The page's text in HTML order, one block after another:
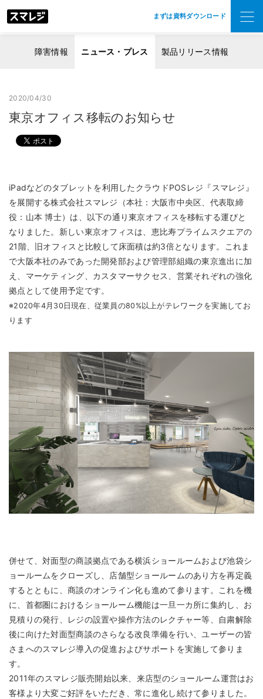
まずは資料ダウンロード
障害情報 ニュース・プレス 製品リリース情報
2020/04/30
東京オフィス移転のお知らせ
iPadなどのタブレットを利用したクラウドPOSレジ『スマレジ』
を展開する株式会社スマレジ（本社：大阪市中央区、代表取締
役：山本 博士）は、以下の通り東京オフィスを移転する運びと
なりました。新しい東京オフィスは、恵比寿プライムスクエアの
21階、旧オフィスと比較して床面積は約3倍となります。これま
で大阪本社のみであった開発部および管理部組織の東京進出に加
え、マーケティング、カスタマーサクセス、営業それぞれの強化
拠点として使用予定です。
※2020年4月30日現在、従業員の80%以上がテレワークを実施してお
ります
併せて、対面型の商談拠点である横浜ショールームおよび池袋シ
ョールームをクローズし、店舗型ショールームのあり方を再定義
するとともに、商談のオンライン化も進めて参ります。これを機
に、首都圏におけるショールーム機能は一旦一カ所に集約し、お
見積りの発行、レジの設置や操作方法のレクチャー等、自粛解除
後に向けた対面型商談のさらなる改良準備を行い、ユーザーの皆
さまへのスマレジ導入の促進およびサポートを実施して参りま
す。
2011年のスマレジ販売開始以来、来店型のショールーム運営はお
客様より大変ご好評をいただき、常に進化し続けて参りました。